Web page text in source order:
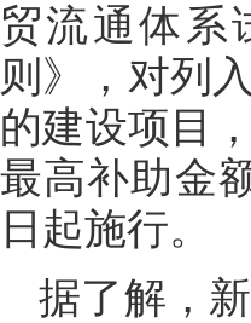
贸流通体系
则》，对列
的建设项目
最高补助金
日起施行。
据了解，